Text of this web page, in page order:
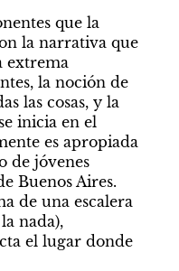
que la
la narrativa que
extrema
la noción de
las cosas, y la
inicia en el
es apropiada
de jóvenes
Buenos Aires.
de una escalera
nada),
el lugar donde